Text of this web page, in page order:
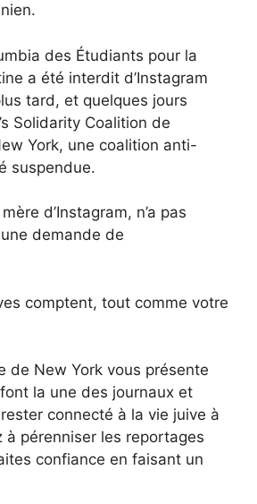
des Étudiants pour la
a été interdit d’Instagram
tard, et quelques jours
Solidarity Coalition de
York, une coalition anti-
suspendue.
d’Instagram, n’a pas
demande de
comptent, tout comme votre
de New York vous présente
la une des journaux et
connecté à la vie juive à
à pérenniser les reportages
confiance en faisant un